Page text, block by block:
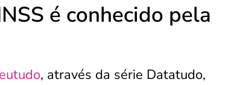
é conhecido pela
, através da série Datatudo,